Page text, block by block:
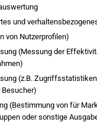
und
von Nutzerprofilen)
(Messung der
(z.B.
(Bestimmung von für
oder sonstige